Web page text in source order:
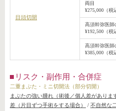
目頭切開
両目
¥275,000（税
高須幹弥医
¥192,500（税
高須幹弥医
¥385,000（税
リスク・副作用・合併症
二重まぶた・ミニ切開法（部分切開）
まぶたの強い腫れ（術後／個人差がありま
差（片目ずつ手術をする場合）
/ 不自然な